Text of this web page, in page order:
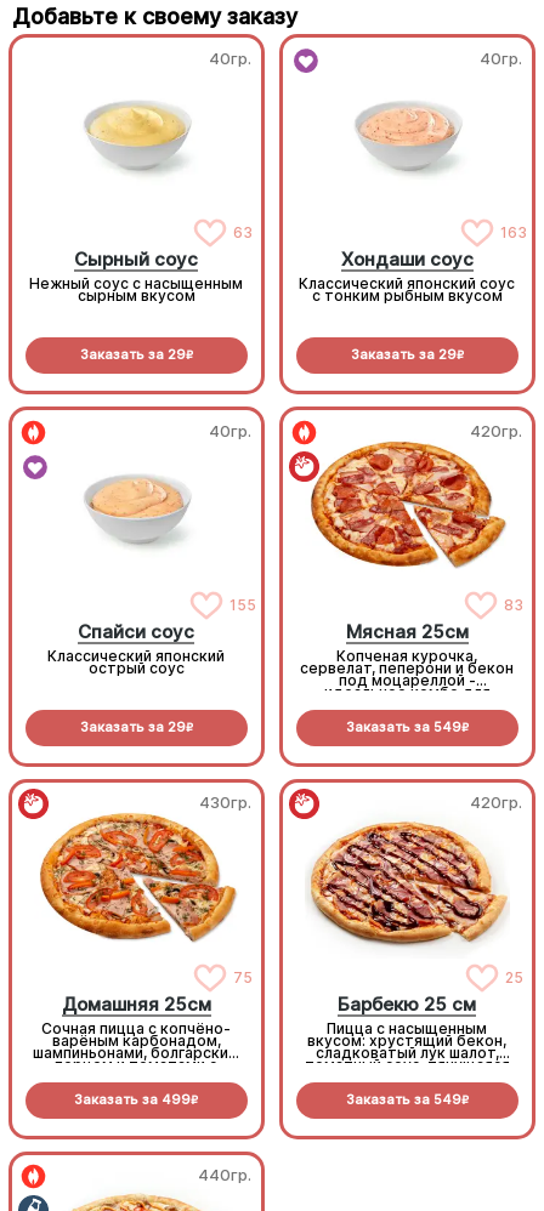
Добавьте к своему заказу
40гр.
63
Сырный соус
Нежный соус с насыщенным
сырным вкусом
Заказать за 29R
40гр.
163
Хондаши соус
Классический японский соус
с тонким рыбным вкусом
Заказать за 29R
40гр.
155
Спайси соус
Классический японский
острый соус
Заказать за 29R
420гр.
83
Мясная 25см
Копченая курочка,
сервелат, пеперони и бекон
под моцареллой -
идеальное комбо для
Заказать за 549R
430гр.
75
Домашняя 25см
Сочная пицца с копчёно-
варёным карбонадом,
шампиньонами, болгарским
перцем и томатами с
Заказать за 499R
420гр.
25
Барбекю 25 см
Пицца с насыщенным
вкусом: хрустящий бекон,
сладковатый лук шалот,
томатный соус, тянущаяся
прянный соус барбекю.
Заказать за 549R
440гр.